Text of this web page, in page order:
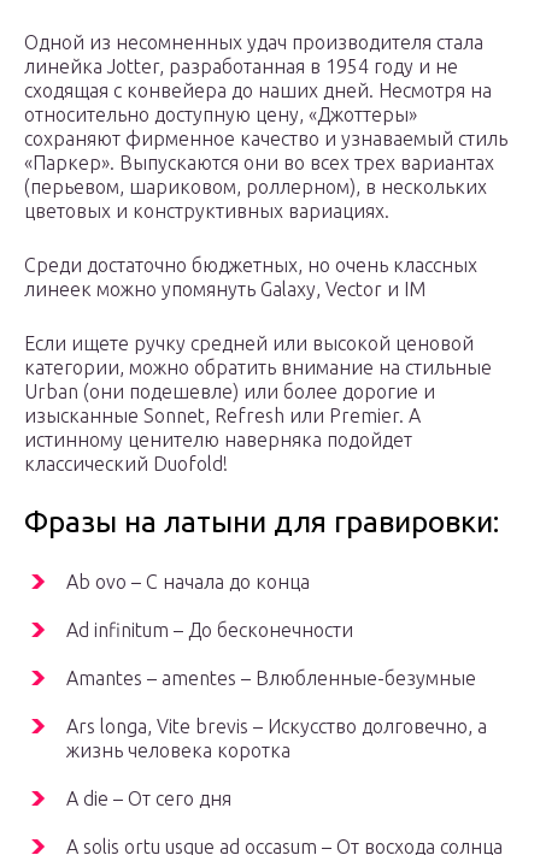
Одной из несомненных удач производителя стала
линейка Jotter, разработанная в 1954 году и не
сходящая с конвейера до наших дней. Несмотря на
относительно доступную цену, «Джоттеры»
сохраняют фирменное качество и узнаваемый стиль
«Паркер». Выпускаются они во всех трех вариантах
(перьевом, шариковом, роллерном), в нескольких
цветовых и конструктивных вариациях.
Среди достаточно бюджетных, но очень классных
линеек можно упомянуть Galaxy, Vector и IM
Если ищете ручку средней или высокой ценовой
категории, можно обратить внимание на стильные
Urban (они подешевле) или более дорогие и
изысканные Sonnet, Refresh или Premier. А
истинному ценителю наверняка подойдет
классический Duofold!
Фразы на латыни для гравировки:
Ab ovo – С начала до конца
Ad infinitum – До бесконечности
Amantes – amentes – Влюбленные-безумные
Ars longa, Vite brevis – Искусство долговечно, а
жизнь человека коротка
A die – От сего дня
А solis ortu usque ad occasum – От восхода солнца